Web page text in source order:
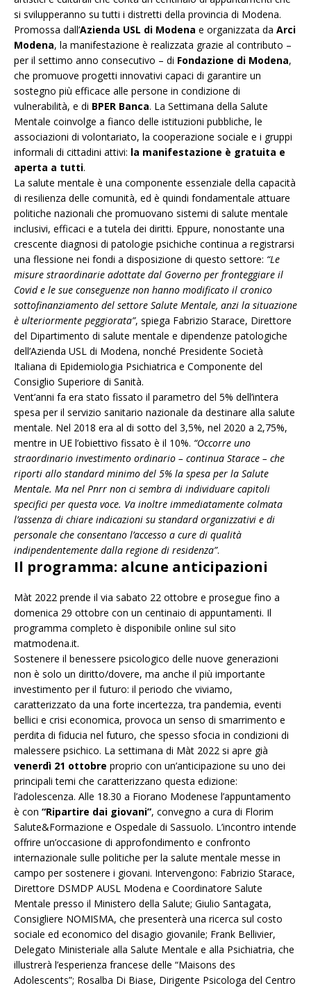
si svilupperanno su tutti i distretti della provincia di Modena.
Promossa dall’Azienda USL di Modena e organizzata da Arci
Modena, la manifestazione è realizzata grazie al contributo –
per il settimo anno consecutivo – di Fondazione di Modena,
che promuove progetti innovativi capaci di garantire un
sostegno più efficace alle persone in condizione di
vulnerabilità, e di BPER Banca. La Settimana della Salute
Mentale coinvolge a fianco delle istituzioni pubbliche, le
associazioni di volontariato, la cooperazione sociale e i gruppi
informali di cittadini attivi: la manifestazione è gratuita e
aperta a tutti.
La salute mentale è una componente essenziale della capacità
di resilienza delle comunità, ed è quindi fondamentale attuare
politiche nazionali che promuovano sistemi di salute mentale
inclusivi, efficaci e a tutela dei diritti. Eppure, nonostante una
crescente diagnosi di patologie psichiche continua a registrarsi
una flessione nei fondi a disposizione di questo settore: “Le
misure straordinarie adottate dal Governo per fronteggiare il
Covid e le sue conseguenze non hanno modificato il cronico
sottofinanziamento del settore Salute Mentale, anzi la situazione
è ulteriormente peggiorata”, spiega Fabrizio Starace, Direttore
del Dipartimento di salute mentale e dipendenze patologiche
dell’Azienda USL di Modena, nonché Presidente Società
Italiana di Epidemiologia Psichiatrica e Componente del
Consiglio Superiore di Sanità.
Vent’anni fa era stato fissato il parametro del 5% dell’intera
spesa per il servizio sanitario nazionale da destinare alla salute
mentale. Nel 2018 era al di sotto del 3,5%, nel 2020 a 2,75%,
mentre in UE l’obiettivo fissato è il 10%. “Occorre uno
straordinario investimento ordinario – continua Starace – che
riporti allo standard minimo del 5% la spesa per la Salute
Mentale. Ma nel Pnrr non ci sembra di individuare capitoli
specifici per questa voce. Va inoltre immediatamente colmata
l’assenza di chiare indicazioni su standard organizzativi e di
personale che consentano l’accesso a cure di qualità
indipendentemente dalla regione di residenza”.
Il programma: alcune anticipazioni
Màt 2022 prende il via sabato 22 ottobre e prosegue fino a
domenica 29 ottobre con un centinaio di appuntamenti. Il
programma completo è disponibile online sul sito
matmodena.it.
Sostenere il benessere psicologico delle nuove generazioni
non è solo un diritto/dovere, ma anche il più importante
investimento per il futuro: il periodo che viviamo,
caratterizzato da una forte incertezza, tra pandemia, eventi
bellici e crisi economica, provoca un senso di smarrimento e
perdita di fiducia nel futuro, che spesso sfocia in condizioni di
malessere psichico. La settimana di Màt 2022 si apre già
venerdì 21 ottobre proprio con un’anticipazione su uno dei
principali temi che caratterizzano questa edizione:
l’adolescenza. Alle 18.30 a Fiorano Modenese l’appuntamento
è con “Ripartire dai giovani”, convegno a cura di Florim
Salute&Formazione e Ospedale di Sassuolo. L’incontro intende
offrire un’occasione di approfondimento e confronto
internazionale sulle politiche per la salute mentale messe in
campo per sostenere i giovani. Intervengono: Fabrizio Starace,
Direttore DSMDP AUSL Modena e Coordinatore Salute
Mentale presso il Ministero della Salute; Giulio Santagata,
Consigliere NOMISMA, che presenterà una ricerca sul costo
sociale ed economico del disagio giovanile; Frank Bellivier,
Delegato Ministeriale alla Salute Mentale e alla Psichiatria, che
illustrerà l’esperienza francese delle “Maisons des
Adolescents”; Rosalba Di Biase, Dirigente Psicologa del Centro